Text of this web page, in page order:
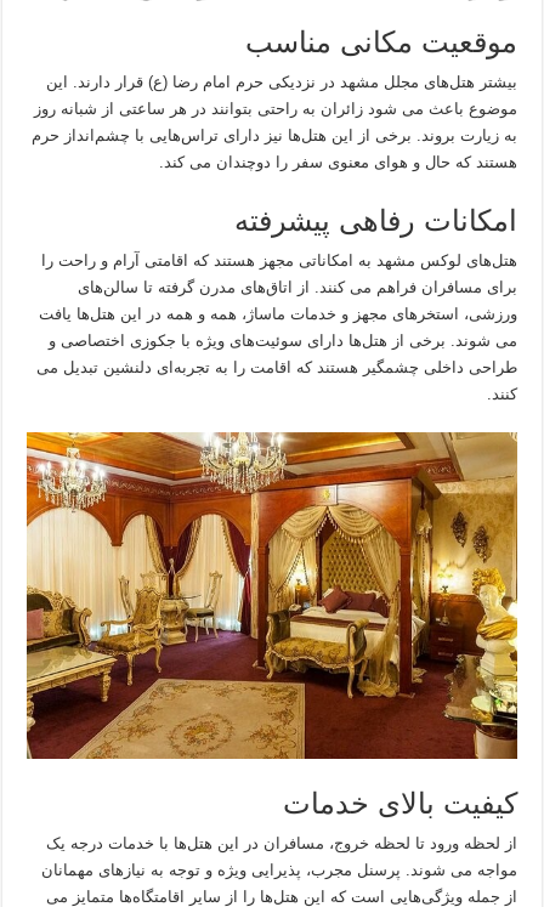
موقعیت مکانی مناسب
بیشتر هتل‌های مجلل مشهد در نزدیکی حرم امام رضا (ع) قرار دارند. این
موضوع باعث می شود زائران به راحتی بتوانند در هر ساعتی از شبانه روز
به زیارت بروند. برخی از این هتل‌ها نیز دارای تراس‌هایی با چشم‌انداز حرم
هستند که حال و هوای معنوی سفر را دوچندان می کند.
امکانات رفاهی پیشرفته
هتل‌های لوکس مشهد به امکاناتی مجهز هستند که اقامتی آرام و راحت را
برای مسافران فراهم می کنند. از اتاق‌های مدرن گرفته تا سالن‌های
ورزشی، استخرهای مجهز و خدمات ماساژ، همه و همه در این هتل‌ها یافت
می شوند. برخی از هتل‌ها دارای سوئیت‌های ویژه با جکوزی اختصاصی و
طراحی داخلی چشمگیر هستند که اقامت را به تجربه‌ای دلنشین تبدیل می
کنند.
کیفیت بالای خدمات
از لحظه ورود تا لحظه خروج، مسافران در این هتل‌ها با خدمات درجه یک
مواجه می شوند. پرسنل مجرب، پذیرایی ویژه و توجه به نیازهای مهمانان
از جمله ویژگی‌هایی است که این هتل‌ها را از سایر اقامتگاه‌ها متمایز می